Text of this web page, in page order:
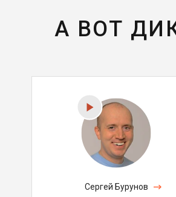
А ВОТ
Сергей Бурунов